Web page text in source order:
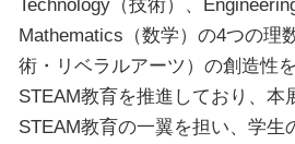
Mathematics（数学）の4つの理
術・リベラルアーツ）の創造性
STEAM教育を推進しており、本
STEAM教育の一翼を担い、学生